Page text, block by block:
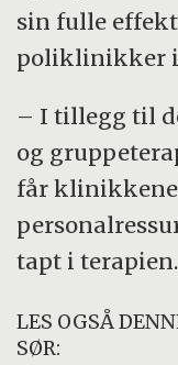
sin fulle
poliklinikker i
– I tillegg til
og
får
tapt i terapien.
LES OGSÅ
SØR: